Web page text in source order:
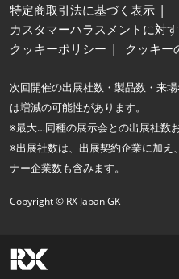
特定商取引法に基づく表示
カスタマーハラスメントに対
クッキーポリシー
クッキー
次回開催の出展社数・製品数・来
は増減の可能性があります。
※最大…同種の展示会との出展社数
※出展社数は、出展契約企業に加え
ナー企業数も含みます。
Copyright © RX Japan GK